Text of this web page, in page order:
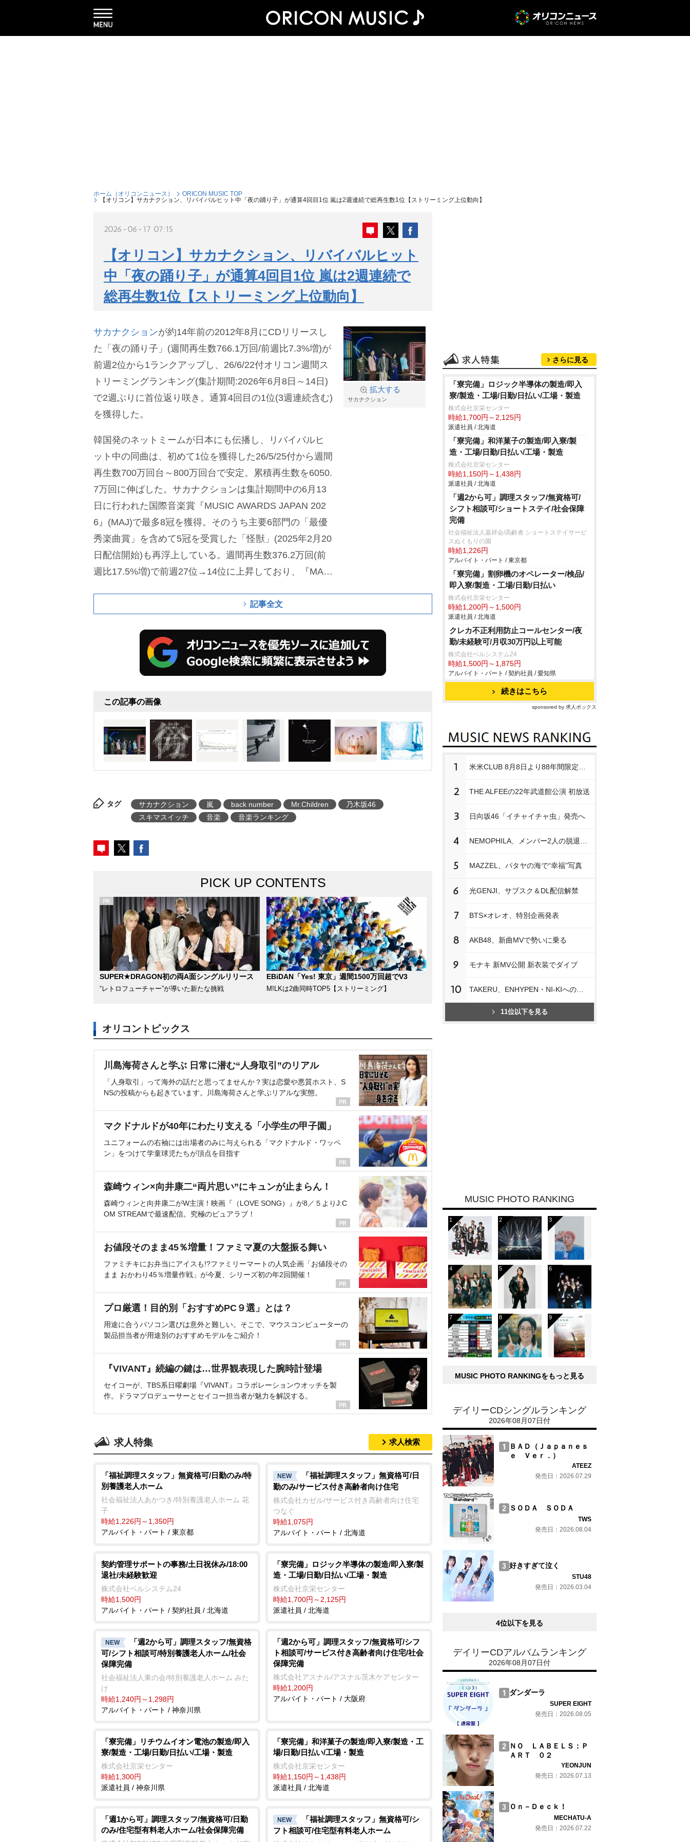
ホーム（オリコンニュース）
ORICON MUSIC TOP
【オリコン】サカナクション、リバイバルヒット中「夜の踊り子」が通算4回目1位 嵐は2週連続で総再生数1位【ストリーミング上位動向】
2026-06-17 07:15
【オリコン】サカナクション、リバイバルヒット
中「夜の踊り子」が通算4回目1位 嵐は2週連続で
総再生数1位【ストリーミング上位動向】
拡大する
サカナクション
サカナクションが約14年前の2012年8月にCDリリースし
た「夜の踊り子」(週間再生数766.1万回/前週比7.3%増)が
前週2位から1ランクアップし、26/6/22付オリコン週間ス
トリーミングランキング(集計期間:2026年6月8日～14日)
で2週ぶりに首位返り咲き。通算4回目の1位(3週連続含む)
を獲得した。
韓国発のネットミームが日本にも伝播し、リバイバルヒ
ット中の同曲は、初めて1位を獲得した26/5/25付から週間
再生数700万回台～800万回台で安定。累積再生数を6050.
7万回に伸ばした。サカナクションは集計期間中の6月13
日に行われた国際音楽賞『MUSIC AWARDS JAPAN 202
6』(MAJ)で最多8冠を獲得。そのうち主要6部門の「最優
秀楽曲賞」を含めて5冠を受賞した「怪獣」(2025年2月20
日配信開始)も再浮上している。週間再生数376.2万回(前
週比17.5%増)で前週27位→14位に上昇しており、『MA
記事全文
この記事の画像
タグ サカナクション 嵐 back number Mr.Children
乃木坂46
スキマスイッチ
音楽 音楽ランキング
PICK UP CONTENTS
SUPER★DRAGON初の両A面シングルリリース
“レトロフューチャー”が導いた新たな挑戦
EBiDAN「Yes! 東京」週間1500万回超でV3
M!LKは2曲同時TOP5【ストリーミング】
オリコントピックス
川島海荷さんと学ぶ 日常に潜む“人身取引”のリアル
「人身取引」って海外の話だと思ってませんか？実は恋愛や悪質ホスト、S
NSの投稿からも起きています。川島海荷さんと学ぶリアルな実態。
マクドナルドが40年にわたり支える「小学生の甲子園」
ユニフォームの右袖には出場者のみに与えられる「マクドナルド・ワッペ
ン」をつけて学童球児たちが頂点を目指す
森崎ウィン×向井康二“両片思い”にキュンが止まらん！
森崎ウィンと向井康二がW主演！映画『（LOVE SONG）』が8／５よりJ:C
OM STREAMで最速配信。究極のピュアラブ！
お値段そのまま45％増量！ファミマ夏の大盤振る舞い
ファミチキにお弁当にアイスも!?ファミリーマートの人気企画「お値段その
まま おかわり45％増量作戦」が今夏、シリーズ初の年2回開催！
プロ厳選！目的別「おすすめPC９選」とは？
用途に合うパソコン選びは意外と難しい。そこで、マウスコンピューターの
製品担当者が用途別のおすすめモデルをご紹介！
『VIVANT』続編の鍵は…世界観表現した腕時計登場
セイコーが、TBS系日曜劇場『VIVANT』コラボレーションウオッチを製
作。ドラマプロデューサーとセイコー担当者が魅力を解説する。
求人特集 求人検索
「福祉調理スタッフ」無資格可/日勤のみ/特
別養護老人ホーム
社会福祉法人あかつき/特別養護老人ホーム 花
子
時給1,226円～1,350円
アルバイト・パート / 東京都
NEW
「福祉調理スタッフ」無資格可/日
勤のみ/サービス付き高齢者向け住宅
株式会社カゼル/サービス付き高齢者向け住宅
つなぐ
時給1,075円
アルバイト・パート / 北海道
契約管理サポートの事務/土日祝休み/18:00
退社/未経験歓迎
株式会社ベルシステム24
時給1,500円
アルバイト・パート / 契約社員 / 北海道
「寮完備」ロジック半導体の製造/即入寮/製
造・工場/日勤/日払い/工場・製造
株式会社京栄センター
時給1,700円～2,125円
派遣社員 / 北海道
NEW
「週2から可」調理スタッフ/無資格
可/シフト相談可/特別養護老人ホーム/社会
保障完備
社会福祉法人東の会/特別養護老人ホーム みた
け
時給1,240円～1,298円
アルバイト・パート / 神奈川県
「週2から可」調理スタッフ/無資格可/シフ
ト相談可/サービス付き高齢者向け住宅/社会
保障完備
株式会社アスナル/アスナル茨木ケアセンター
時給1,200円
アルバイト・パート / 大阪府
「寮完備」リチウムイオン電池の製造/即入
寮/製造・工場/日勤/日払い/工場・製造
株式会社京栄センター
時給1,300円
派遣社員 / 神奈川県
「寮完備」和洋菓子の製造/即入寮/製造・工
場/日勤/日払い/工場・製造
株式会社京栄センター
時給1,150円～1,438円
派遣社員 / 北海道
「週1から可」調理スタッフ/無資格可/日勤
のみ/住宅型有料老人ホーム/社会保障完備
NEW
「福祉調理スタッフ」無資格可/シ
フト相談可/住宅型有料老人ホーム
さらに見る
「寮完備」ロジック半導体の製造/即入
寮/製造・工場/日勤/日払い/工場・製造
株式会社京栄センター
時給1,700円～2,125円
派遣社員 / 北海道
「寮完備」和洋菓子の製造/即入寮/製
造・工場/日勤/日払い/工場・製造
株式会社京栄センター
時給1,150円～1,438円
派遣社員 / 北海道
「週2から可」調理スタッフ/無資格可/
シフト相談可/ショートステイ/社会保障
完備
社会福祉法人嘉祥会/高齢者 ショートステイサービ
スぬくもりの園
時給1,226円
アルバイト・パート / 東京都
「寮完備」割卵機のオペレーター/検品/
即入寮/製造・工場/日勤/日払い
株式会社京栄センター
時給1,200円～1,500円
派遣社員 / 北海道
クレカ不正利用防止コールセンター/夜
勤/未経験可/月収30万円以上可能
株式会社ベルシステム24
時給1,500円～1,875円
アルバイト・パート / 契約社員 / 愛知県
続きはこちら
sponsored by 求人ボックス
1
2 THE ALFEEの22年武道館公演 初放送
3 日向坂46「イチャイチャ虫」発売へ
4
5 MAZZEL、パタヤの海で“幸福”写真
6 光GENJI、サブスク＆DL配信解禁
7 BTS×オレオ、特別企画発表
8 AKB48、新曲MVで勢いに乗る
9 モナキ 新MV公開 新衣装でダイブ
10
11位以下を見る
MUSIC PHOTO RANKING
MUSIC PHOTO RANKINGをもっと見る
デイリーCDシングルランキング
2026年08月07日付
ＢＡＤ（Ｊａｐａｎｅｓ
ｅ Ｖｅｒ．）
ATEEZ
発売日：2026.07.29
ＳＯＤＡ ＳＯＤＡ
TWS
発売日：2026.08.04
好きすぎて泣く
STU48
発売日：2026.03.04
4位以下を見る
デイリーCDアルバムランキング
2026年08月07日付
ダンダーラ
SUPER EIGHT
発売日：2026.08.05
ＮＯ ＬＡＢＥＬＳ：Ｐ
ＡＲＴ ０２
YEONJUN
発売日：2026.07.13
Ｏｎ－Ｄｅｃｋ！
MECHATU-A
発売日：2026.07.22